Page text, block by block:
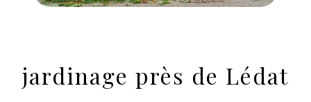
jardinage près de Lédat